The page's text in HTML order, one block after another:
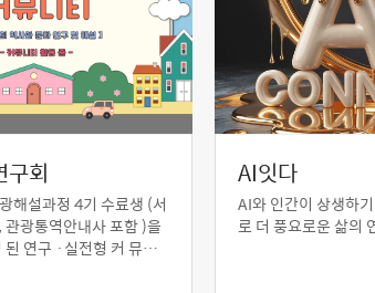
구회
해설과정 4기 수료생 (서
광통역안내사 포함 )을
연구 ·실전형 커 뮤니
AI잇다
AI와 인간이 상생하
로 더 풍요로운 삶의